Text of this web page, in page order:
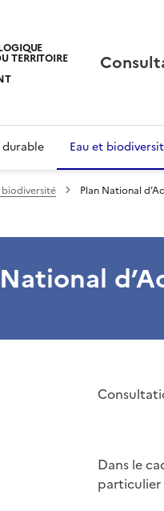
TERRITOIRE
Eau et
biodiversité Plan National
Dans le
particulier